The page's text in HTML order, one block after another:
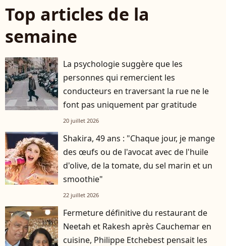
Top articles de la
semaine
La psychologie suggère que les
personnes qui remercient les
conducteurs en traversant la rue ne le
font pas uniquement par gratitude
20 juillet 2026
Shakira, 49 ans : "Chaque jour, je mange
des œufs ou de l'avocat avec de l'huile
d'olive, de la tomate, du sel marin et un
smoothie"
22 juillet 2026
Fermeture définitive du restaurant de
Neetah et Rakesh après Cauchemar en
cuisine, Philippe Etchebest pensait les